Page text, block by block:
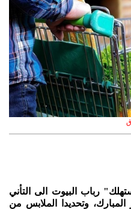
رباب البيوت الى التأني
وتحديدا الملابس من